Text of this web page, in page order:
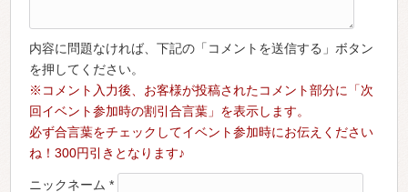
内容に問題なければ、下記の「コメントを送信する」ボタン
を押してください。
※コメント入力後、お客様が投稿されたコメント部分に「次
回イベント参加時の割引合言葉」を表示します。
必ず合言葉をチェックしてイベント参加時にお伝えください
ね！300円引きとなります♪
ニックネーム*